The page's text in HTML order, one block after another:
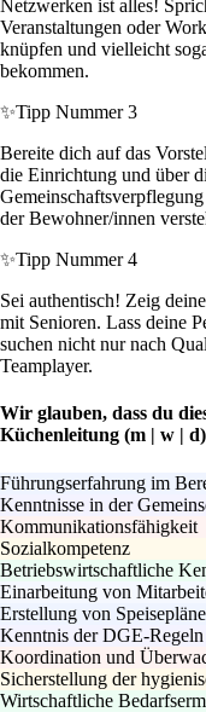
Netzwerken ist alles!
Veranstaltungen oder
knüpfen und vielleicht
bekommen.
✨Tipp Nummer 3
Bereite dich auf das
die Einrichtung und über
der Bewohner/innen
✨Tipp Nummer 4
Sei authentisch! Zeig
mit Senioren. Lass deine
suchen nicht nur nach
Teamplayer.
Wir glauben, dass du
Küchenleitung (m | w |
Führungserfahrung im
Kenntnisse in der
Kommunikationsfähigkeit
Sozialkompetenz
Betriebswirtschaftliche
Einarbeitung von
Erstellung von
Kenntnis der DGE-
Koordination und
Sicherstellung der
Wirtschaftliche